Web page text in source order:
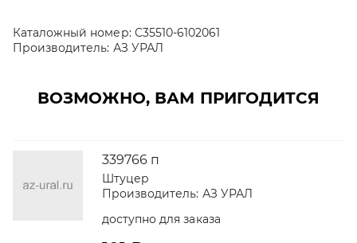
Каталожный номер: С35510-6102061
Производитель: АЗ УРАЛ
ВОЗМОЖНО, ВАМ ПРИГОДИТСЯ
339766 п
Штуцер
Производитель: АЗ УРАЛ
доступно для заказа